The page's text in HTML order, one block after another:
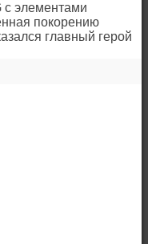
с элементами
покорению
главный герой